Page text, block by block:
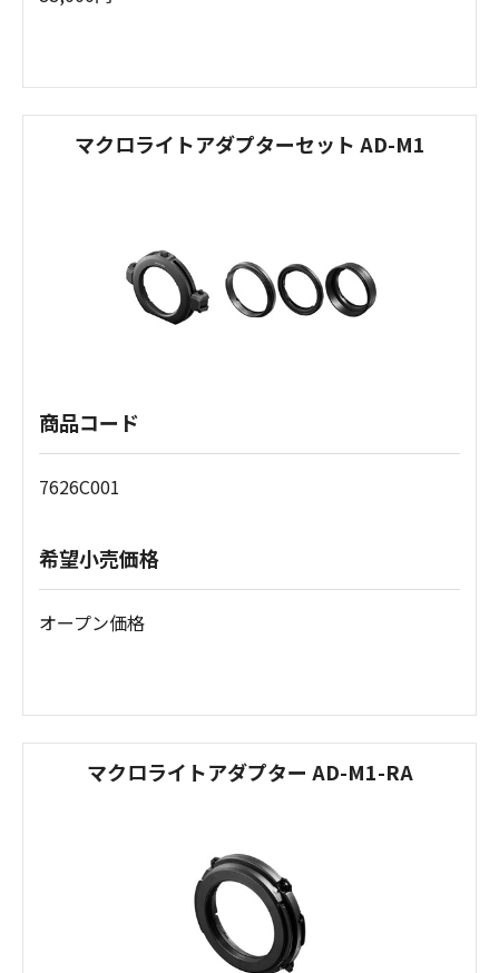
マクロライトアダプターセット AD-M1
商品コード
7626C001
希望小売価格
オープン価格
マクロライトアダプター AD-M1-RA